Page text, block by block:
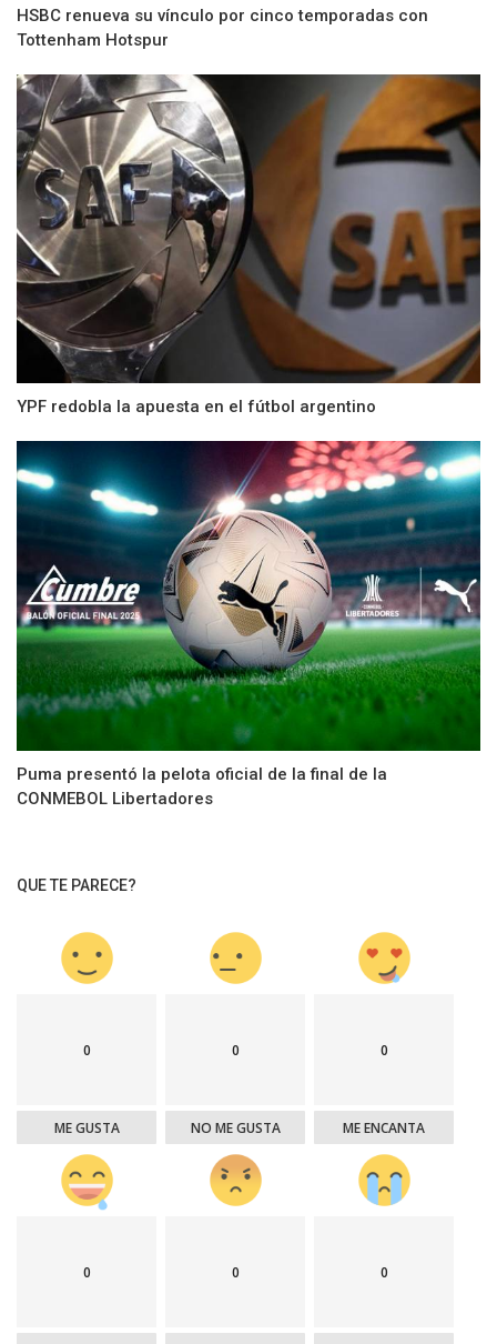
HSBC renueva su vínculo por cinco temporadas con
Tottenham Hotspur
YPF redobla la apuesta en el fútbol argentino
Puma presentó la pelota oficial de la final de la
CONMEBOL Libertadores
QUE TE PARECE?
0
ME GUSTA
0
NO ME GUSTA
0
ME ENCANTA
0 0 0